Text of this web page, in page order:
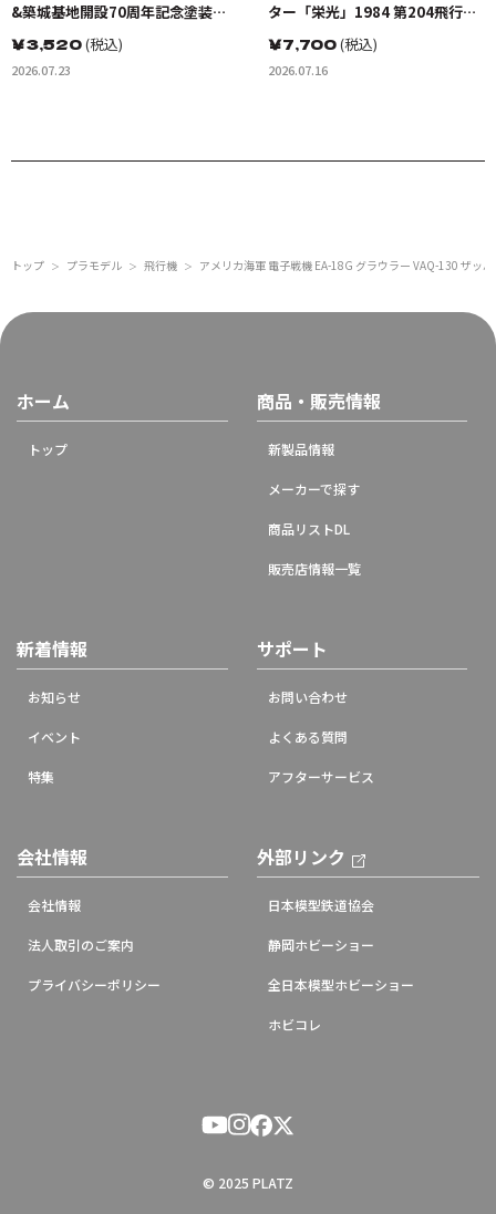
&築城基地開設70周年記念塗装機
2機セット
￥3,520(税込)
2026.07.23
ター「栄光」1984 第204飛行隊
創設20周年記念塗装機
￥7,700(税込)
2026.07.16
トップ ＞ プラモデル ＞ 飛行機 ＞ アメリカ海軍 電子戦機 EA-18G グラウラー VAQ-130 ザッ
ホーム
トップ
商品・販売情報
新製品情報
メーカーで探す
商品リストDL
販売店情報一覧
新着情報
お知らせ
イベント
特集
サポート
お問い合わせ
よくある質問
アフターサービス
会社情報
会社情報
法人取引のご案内
プライバシーポリシー
外部リンク
日本模型鉄道協会
静岡ホビーショー
全日本模型ホビーショー
ホビコレ
© 2025 PLATZ